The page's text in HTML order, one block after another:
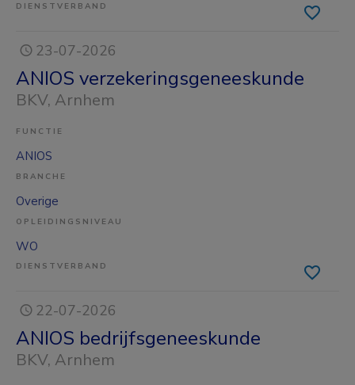
DIENSTVERBAND
23-07-2026
ANIOS verzekeringsgeneeskunde
BKV, Arnhem
FUNCTIE
ANIOS
BRANCHE
Overige
OPLEIDINGSNIVEAU
WO
DIENSTVERBAND
22-07-2026
ANIOS bedrijfsgeneeskunde
BKV, Arnhem